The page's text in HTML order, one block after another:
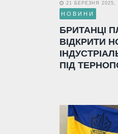
21 БЕРЕЗНЯ 2025,
НОВИНИ
БРИТАНЦІ
ВІДКРИТИ
ПІД